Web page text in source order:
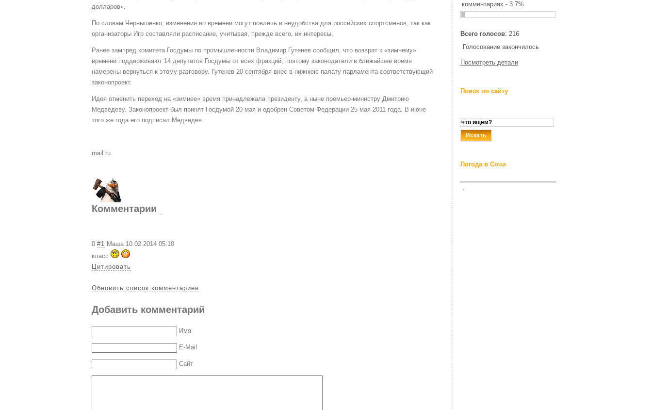
долларов».
По словам Чернышенко, изменения во времени могут повлечь и неудобства для российских спортсменов, так как
организаторы Игр составляли расписание, учитывая, прежде всего, их интересы.
Ранее зампред комитета Госдумы по промышленности Владимир Гутенев сообщил, что возврат к «зимнему»
времени поддерживают 14 депутатов Госдумы от всех фракций, поэтому законодатели в ближайшее время
намерены вернуться к этому разговору. Гутенев 20 сентября внес в нижнюю палату парламента соответствующий
законопроект.
Идея отменить переход на «зимнее» время принадлежала президенту, а ныне премьер-министру Дмитрию
Медведеву. Законопроект был принят Госдумой 20 мая и одобрен Советом Федерации 25 мая 2011 года. В июне
того же года его подписал Медведев.
mail.ru
Комментарии
0 #1 Маша 10.02.2014 05:10
клаcc
Цитировать
Обновить список комментариев
Добавить комментарий
Имя
E-Mail
Сайт
комментариях - 3.7%
Всего голосов: 216
Голосование закончилось
Посмотреть детали
Поиск по сайту
Погода в Сочи